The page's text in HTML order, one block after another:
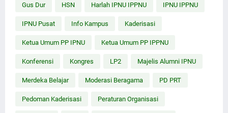
Gus Dur HSN Harlah IPNU IPPNU IPNU IPPNU
IPNU Pusat Info Kampus Kaderisasi
Ketua Umum PP IPNU Ketua Umum PP IPPNU
Konferensi Kongres LP2 Majelis Alumni IPNU
Merdeka Belajar Moderasi Beragama PD PRT
Pedoman Kaderisasi Peraturan Organisasi